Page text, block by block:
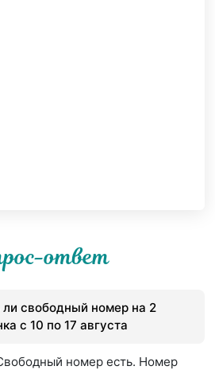
ответ
свободный номер на 2
с 10 по 17 августа
номер есть. Номер